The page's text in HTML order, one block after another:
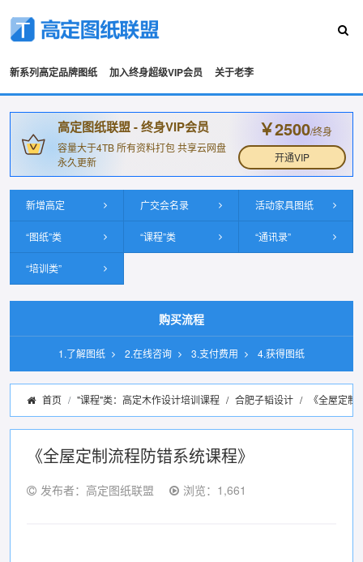
新系列高定品牌图纸 加入终身超级VIP会员 关于老李
高定图纸联盟 - 终身VIP会员
容量大于4TB 所有资料打包 共享云网盘
永久更新
￥2500/终身
开通VIP
新增高定 广交会名录 活动家具图纸
“图纸”类 “课程”类 “通讯录”
“培训类”
购买流程
1.了解图纸 2.在线咨询 3.支付费用 4.获得图纸
首页 "课程"类：高定木作设计培训课程 / 合肥子韬设计 / 《全屋定
《全屋定制流程防错系统课程》
发布者：高定图纸联盟 浏览：1,661